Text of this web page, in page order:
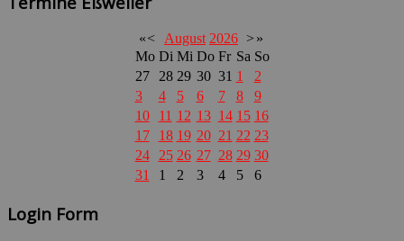
«< August 2026 > »
Mo Di Mi Do Fr Sa So
27
28 29 30 31 1
2
3
4 5 6 7 8
9
10
11 12 13 14 15 16
17
18 19 20 21 22 23
24
25 26 27 28 29 30
31
1 2 3 4 5 6
Login Form